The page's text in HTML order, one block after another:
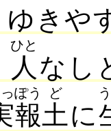
きや
人
ひと
なし
報
ぽう
土
ど
に